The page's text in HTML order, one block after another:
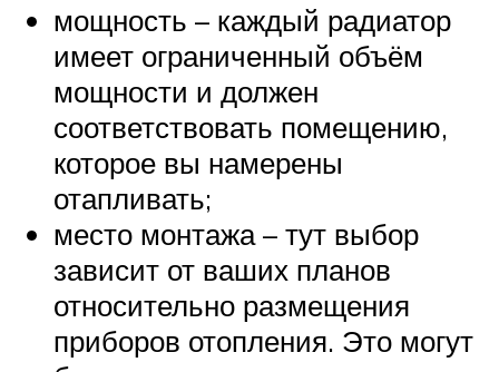
мощность – каждый радиатор
имеет ограниченный объём
мощности и должен
соответствовать помещению,
которое вы намерены
отапливать;
место монтажа – тут выбор
зависит от ваших планов
относительно размещения
приборов отопления. Это могут